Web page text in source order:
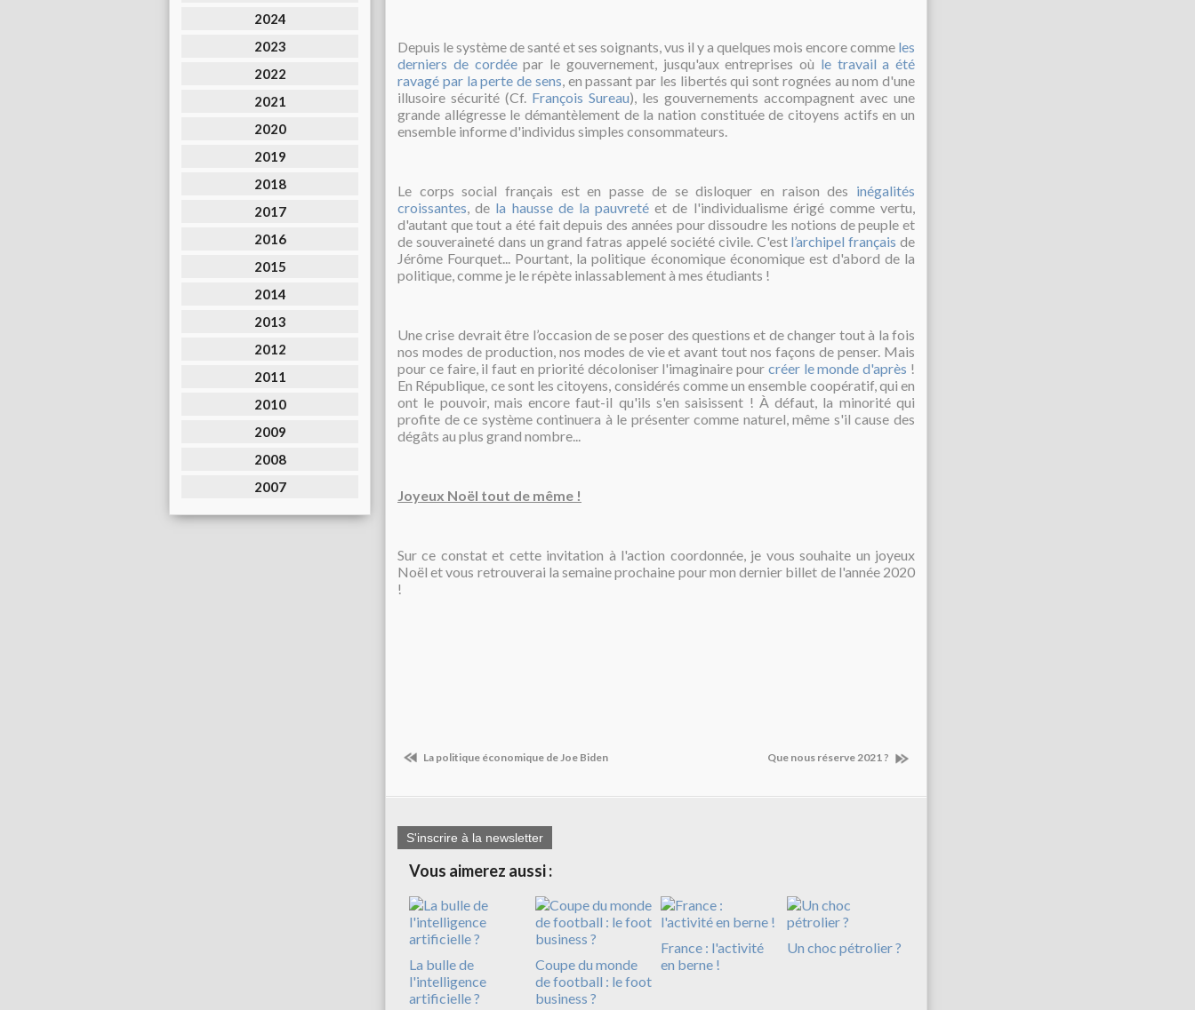
2024
2023
2022
2021
2020
2019
2018
2017
2016
2015
2014
2013
2012
2011
2010
2009
2008
2007
Depuis le système de santé et ses soignants, vus il y a quelques mois encore comme les
derniers de cordéepar le gouvernement, jusqu'aux entreprises où le travail a été
ravagé par la perte de sens, en passant par les libertés qui sont rognées au nom d'une
illusoire sécurité (Cf. François Sureau), les gouvernements accompagnent avec une
grande allégresse le démantèlement de la nation constituée de citoyens actifs en un
ensemble informe d'individus simples consommateurs.
Le corps social français est en passe de se disloquer en raison des inégalités
croissantes, de la hausse de la pauvreté et de l'individualisme érigé comme vertu,
d'autant que tout a été fait depuis des années pour dissoudre les notions de peuple et
de souveraineté dans un grand fatras appelé société civile. C'est l’archipel français de
Jérôme Fourquet... Pourtant, la politique économique économique est d'abord de la
politique, comme je le répète inlassablement à mes étudiants !
Une crise devrait être l’occasion de se poser des questions et de changer tout à la fois
nos modes de production, nos modes de vie et avant tout nos façons de penser. Mais
pour ce faire, il faut en priorité décoloniser l'imaginaire pour créer le monde d'après !
En République, ce sont les citoyens, considérés comme un ensemble coopératif, qui en
ont le pouvoir, mais encore faut-il qu'ils s'en saisissent ! À défaut, la minorité qui
profite de ce système continuera à le présenter comme naturel, même s'il cause des
dégâts au plus grand nombre...
Joyeux Noël tout de même !
Sur ce constat et cette invitation à l'action coordonnée, je vous souhaite un joyeux
Noël et vous retrouverai la semaine prochaine pour mon dernier billet de l'année 2020
!
La politique économique de Joe Biden Que nous réserve 2021 ?
S'inscrire à la newsletter
Vous aimerez aussi :
La bulle de
l'intelligence
artificielle ?
Coupe du monde
de football : le foot
business ?
France : l'activité
en berne !
Un choc pétrolier ?